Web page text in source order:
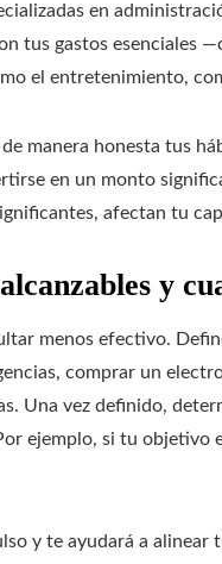
en
tus gastos esenciales
el entretenimiento,
manera honesta tus
en un monto
afectan tu
y
menos efectivo.
comprar un
Una vez definido,
ejemplo, si tu objetivo
y te ayudará a